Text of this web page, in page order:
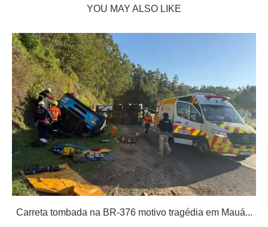
YOU MAY ALSO LIKE
Carreta tombada na BR-376 motivo tragédia em Mauá...